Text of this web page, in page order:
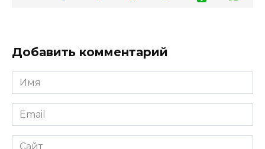
Добавить комментарий
Имя
*
Email
*
Сайт